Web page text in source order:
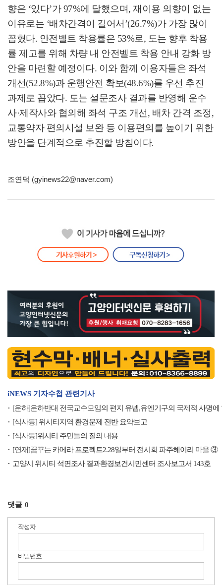
향은 ‘있다’가97%에 달했으며, 재이용 의향이 없는
이유로는 ‘배차간격이 길어서 ’(26.7%)가 가장 많이
꼽혔다. 안전벨트 착용률은 53%로, 도는 향후 착용
률 제고를 위해 차량 내 안전벨트 착용 안내 강화 방
안을 마련할 예정이다. 이와 함께 이용자들은 좌석
개선(52.8%)과 운행안전 확보(48.6%)를 우선 추진
과제로 꼽았다. 도는 설문조사 결과를 반영해 운수
사·제작사와 협의해 좌석 구조 개선, 배차 간격 조정,
교통약자 편의시설 보완 등 이용편의를 높이기 위한
방안을 단계적으로 추진할 방침이다.
조연덕 (gyinews22@naver.com)
iNEWS 기자수첩 관련기사
[운하]운하반대 전국교수모임의 편지 유넵,유엔기구의 국제적 사명
[식사동] 위시티지역 환경문제 전반 요약보고
[식사동]위시티 주민들의 질의 내용
[연재]꿈꾸는 카메라 프로젝트2.28일부터 전시회 파주헤이리 마을 ③
고양시 위시티 석면조사 결과환경보건시민센터 조사보고서 143호
댓글 0
작성자
비밀번호